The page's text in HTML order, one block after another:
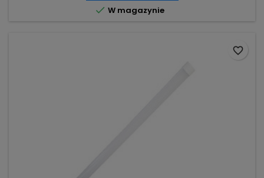
 W magazynie
favorite_border